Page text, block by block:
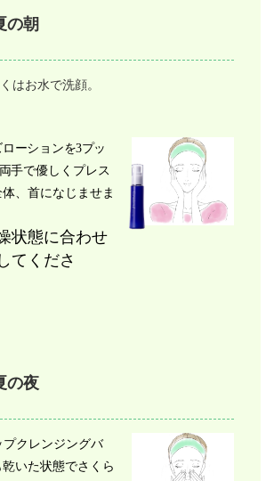
の朝
はお水で洗顔。
ーションを3プッ
手で優しくプレス
、首になじませま
状態に合わせ
てくださ
の夜
プクレンジングバ
いた状態でさくら